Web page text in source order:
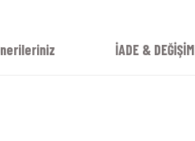
İADE & DEĞİŞİM